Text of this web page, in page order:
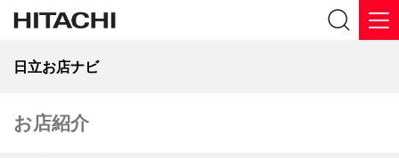
日立お店ナビ
お店紹介